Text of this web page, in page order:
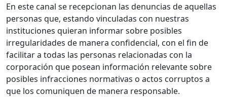
En este canal se recepcionan las denuncias de aquellas
personas que, estando vinculadas con nuestras
instituciones quieran informar sobre posibles
irregularidades de manera confidencial, con el fin de
facilitar a todas las personas relacionadas con la
corporación que posean información relevante sobre
posibles infracciones normativas o actos corruptos a
que los comuniquen de manera responsable.